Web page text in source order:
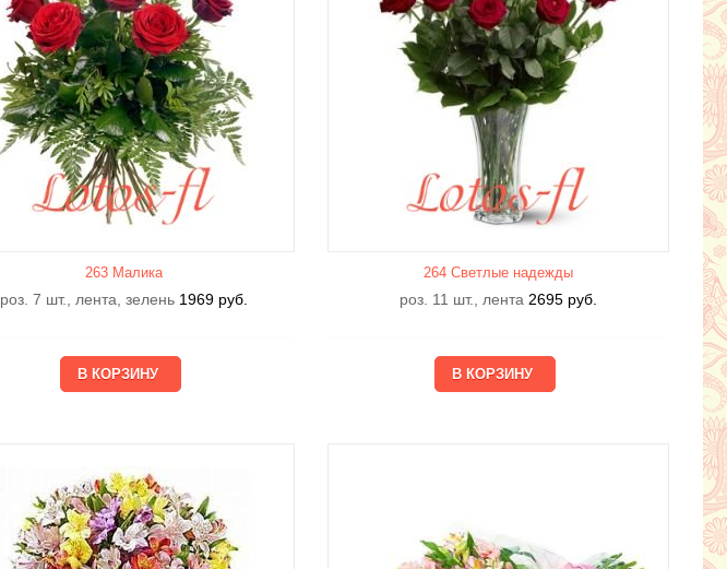
263 Малика
роз. 7 шт., лента, зелень 1969 руб.
264 Светлые надежды
роз. 11 шт., лента 2695 руб.